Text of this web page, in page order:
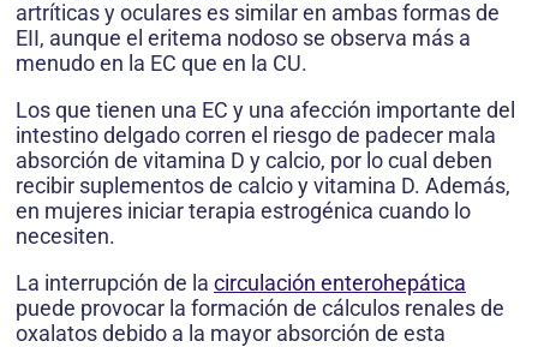
artríticas y oculares es similar en ambas formas de
EII, aunque el eritema nodoso se observa más a
menudo en la EC que en la CU.
Los que tienen una EC y una afección importante del
intestino delgado corren el riesgo de padecer mala
absorción de vitamina D y calcio, por lo cual deben
recibir suplementos de calcio y vitamina D. Además,
en mujeres iniciar terapia estrogénica cuando lo
necesiten.
La interrupción de la circulación enterohepática
puede provocar la formación de cálculos renales de
oxalatos debido a la mayor absorción de esta